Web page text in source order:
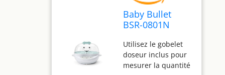
Baby Bullet
BSR-0801N
turbo pour
aliments
Utilisez le gobelet
doseur inclus pour
mesurer la quantité